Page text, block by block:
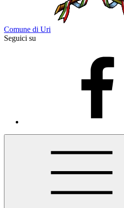
Comune di Uri
Seguici su